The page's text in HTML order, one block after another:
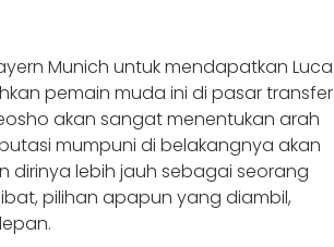
Munich untuk mendapatkan Luca
pemain muda ini di pasar transfer
akan sangat menentukan arah
mumpuni di belakangnya akan
dirinya lebih jauh sebagai seorang
pilihan apapun yang diambil,